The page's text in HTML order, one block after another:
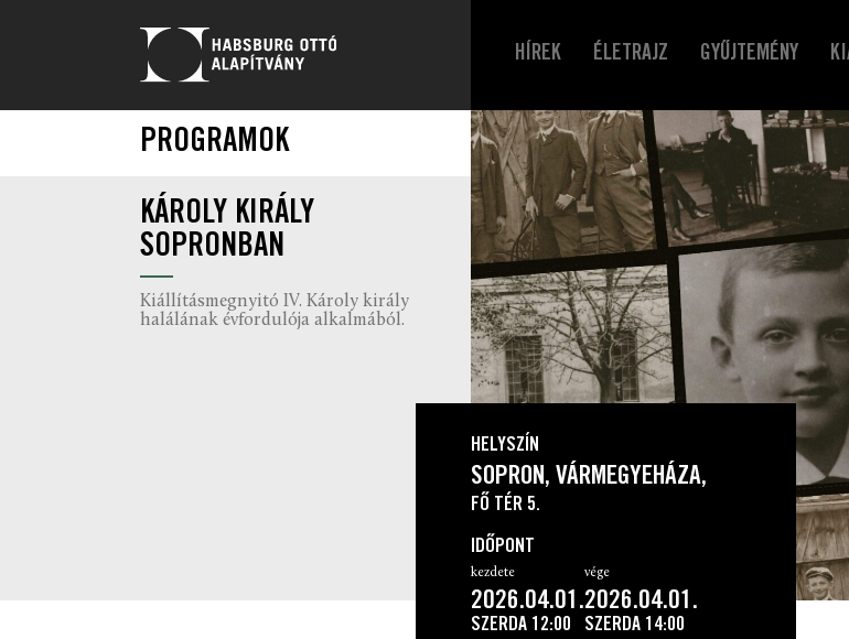
HÍREK ÉLETRAJZ GYŰJTEMÉNY
PROGRAMOK
KÁROLY KIRÁLY
SOPRONBAN
Kiállításmegnyitó IV. Károly király
halálának évfordulója alkalmából.
HELYSZÍN
SOPRON, VÁRMEGYEHÁZA,
FŐ TÉR 5.
IDŐPONT
kezdete
2026.04.01.
SZERDA 12:00
vége
2026.04.01.
SZERDA 14:00